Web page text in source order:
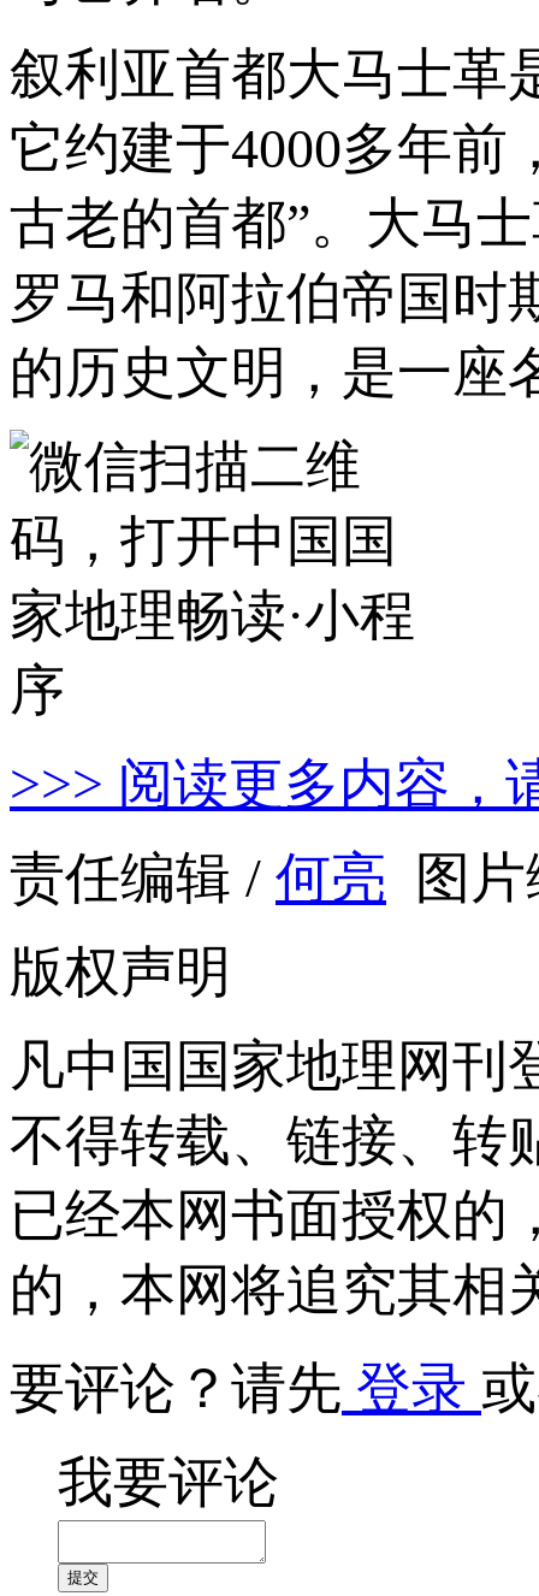
叙利亚首都大马士革
它约建于4000多年前
古老的首都”。大马
罗马和阿拉伯帝国时
的历史文明，是一座
>>> 阅读更多内容，
责任编辑 / 何亮 图
版权声明
凡中国国家地理网刊
不得转载、链接、转
已经本网书面授权的
的，本网将追究其相
要评论？请先 登录
我要评论